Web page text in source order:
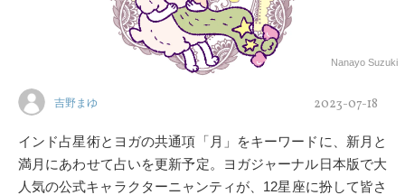
Nanayo Suzuki
吉野まゆ 2023-07-18
インド占星術とヨガの共通項「月」をキーワードに、新月と
満月にあわせて占いを更新予定。ヨガジャーナル日本版で大
人気の公式キャラクターニャンティが、12星座に扮して皆さ